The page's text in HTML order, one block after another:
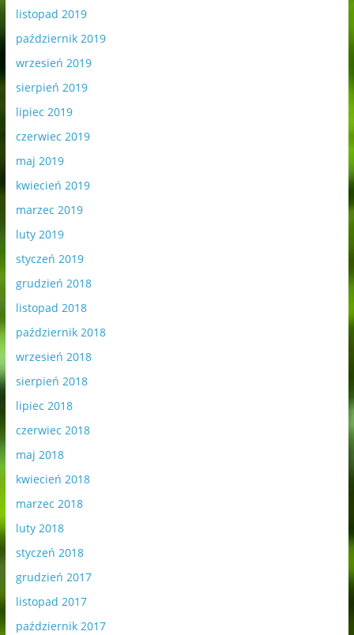
listopad 2019
październik 2019
wrzesień 2019
sierpień 2019
lipiec 2019
czerwiec 2019
maj 2019
kwiecień 2019
marzec 2019
luty 2019
styczeń 2019
grudzień 2018
listopad 2018
październik 2018
wrzesień 2018
sierpień 2018
lipiec 2018
czerwiec 2018
maj 2018
kwiecień 2018
marzec 2018
luty 2018
styczeń 2018
grudzień 2017
listopad 2017
październik 2017